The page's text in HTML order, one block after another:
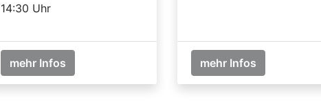
14:30 Uhr
mehr Infos mehr Infos